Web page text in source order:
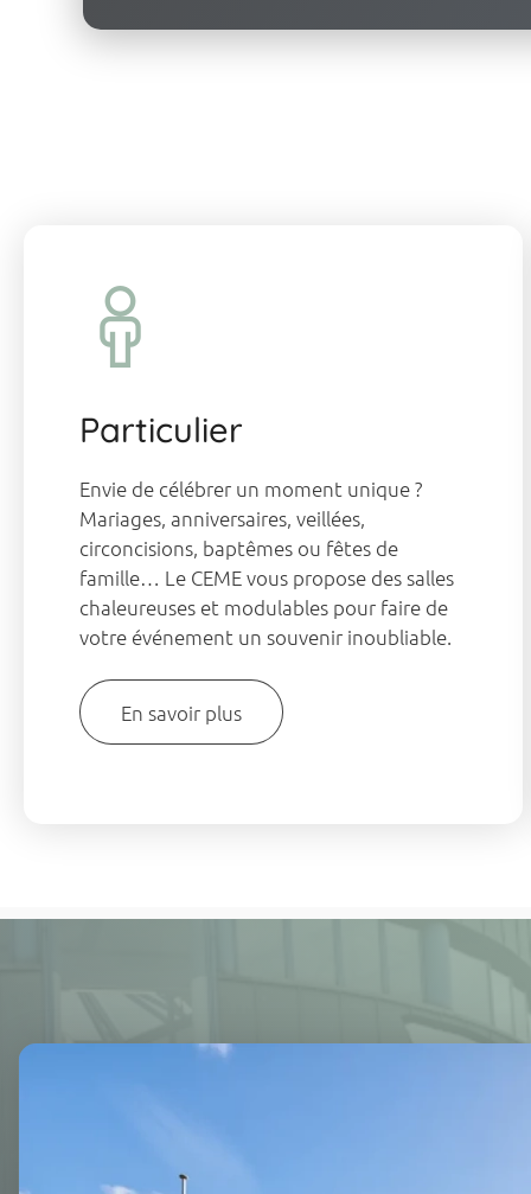
Particulier
Envie de célébrer un moment unique ?
Mariages, anniversaires, veillées,
circoncisions, baptêmes ou fêtes de
famille… Le CEME vous propose des salles
chaleureuses et modulables pour faire de
votre événement un souvenir inoubliable.
En savoir plus